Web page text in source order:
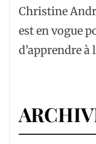
Christine
est en vogue
d’apprendre à